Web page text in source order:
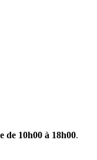
de 10h00 à 18h00.